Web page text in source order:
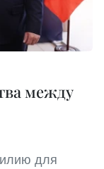
между
для